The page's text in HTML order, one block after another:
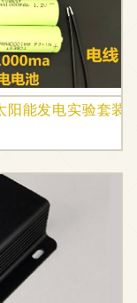
能发电实验套装